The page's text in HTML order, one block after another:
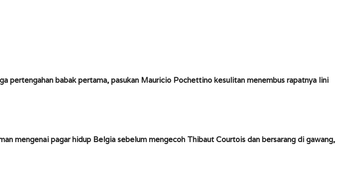
pertengahan babak pertama, pasukan Mauricio Pochettino kesulitan menembus rapatnya lini
mengenai pagar hidup Belgia sebelum mengecoh Thibaut Courtois dan bersarang di gawang,